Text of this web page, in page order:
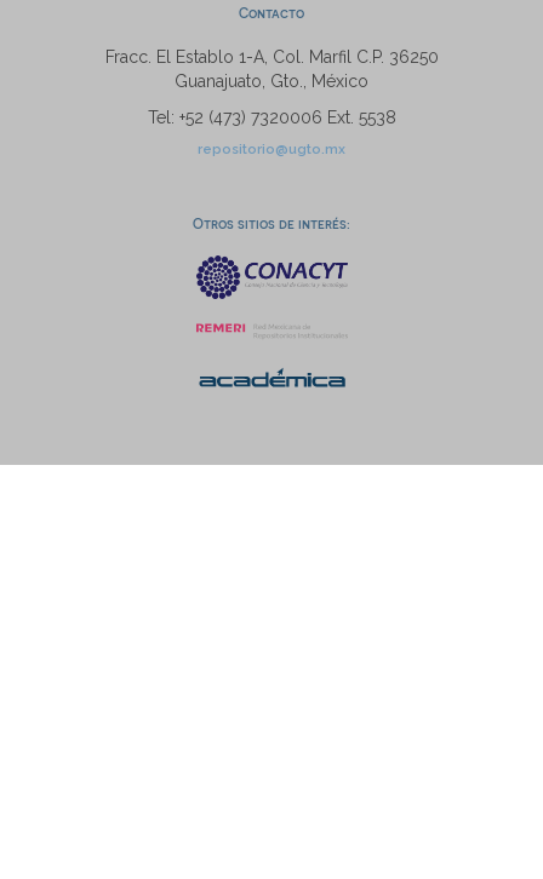
Contacto
Fracc. El Establo 1-A, Col. Marfil C.P. 36250
Guanajuato, Gto., México
Tel: +52 (473) 7320006 Ext. 5538
repositorio@ugto.mx
Otros sitios de interés: